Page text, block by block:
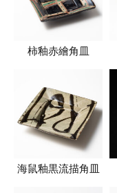
柿釉赤繪角皿
海鼠釉黒流描角皿